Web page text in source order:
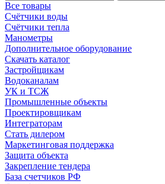
Все товары
Счётчики воды
Счётчики тепла
Манометры
Дополнительное оборудование
Скачать каталог
Застройщикам
Водоканалам
УК и ТСЖ
Промышленные объекты
Проектировщикам
Интеграторам
Стать дилером
Маркетинговая поддержка
Защита объекта
Закрепление тендера
База счетчиков РФ